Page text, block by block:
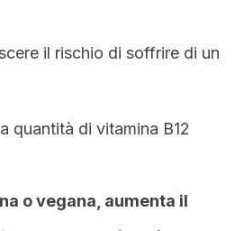
il rischio di soffrire di un
quantità di vitamina B12
o vegana, aumenta il